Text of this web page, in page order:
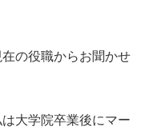
の役職からお聞かせ
は大学院卒業後にマー